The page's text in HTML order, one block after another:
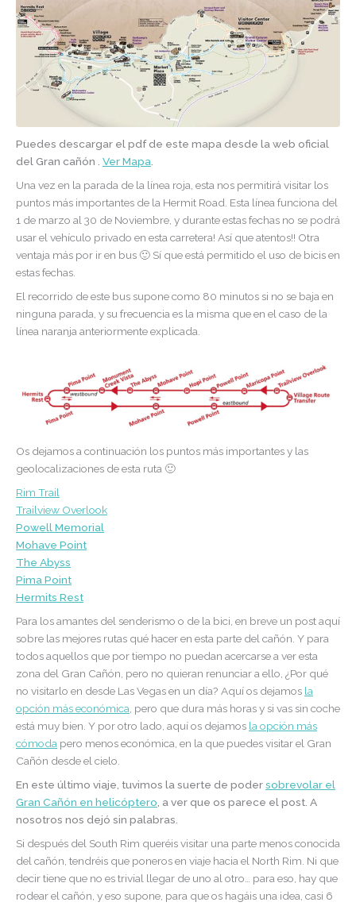
Puedes descargar el pdf de este mapa desde la web oficial
del Gran cañón . Ver Mapa
Una vez en la parada de la línea roja, esta nos permitirá visitar los
puntos más importantes de la Hermit Road. Esta línea funciona del
1 de marzo al 30 de Noviembre, y durante estas fechas no se podrá
usar el vehículo privado en esta carretera! Así que atentos!! Otra
ventaja más por ir en bus 🙂 Sí que está permitido el uso de bicis en
estas fechas.
El recorrido de este bus supone como 80 minutos si no se baja en
ninguna parada, y su frecuencia es la misma que en el caso de la
línea naranja anteriormente explicada.
Os dejamos a continuación los puntos más importantes y las
geolocalizaciones de esta ruta 🙂
Rim Trail
Trailview Overlook
Powell Memorial
Mohave Point
The Abyss
Pima Point
Hermits Rest
Para los amantes del senderismo o de la bici, en breve un post aquí
sobre las mejores rutas qué hacer en esta parte del cañón. Y para
todos aquellos que por tiempo no puedan acercarse a ver esta
zona del Gran Cañón, pero no quieran renunciar a ello, ¿Por qué
no visitarlo en desde Las Vegas en un día? Aquí os dejamos la
opción más económica , pero que dura más horas y si vas sin coche
está muy bien. Y por otro lado, aquí os dejamos la opción más
cómoda pero menos económica, en la que puedes visitar el Gran
Cañón desde el cielo.
En este último viaje, tuvimos la suerte de podersobrevolar el
Gran Cañón en helicóptero , a ver que os parece el post. A
nosotros nos dejó sin palabras.
Si después del South Rim queréis visitar una parte menos conocida
del cañón, tendréis que poneros en viaje hacia el North Rim. Ni que
decir tiene que no es trivial llegar de uno al otro… para eso, hay que
rodear el cañón, y eso supone, para que os hagáis una idea, casi 6